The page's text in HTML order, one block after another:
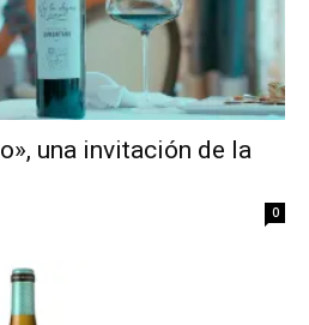
una invitación de la
0